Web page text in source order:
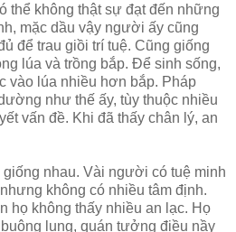
thể không thật sự đạt đến những
mặc dầu vậy người ấy cũng
để trau giồi trí tuệ. Cũng giống
lúa và trồng bắp. Để sinh sống,
vào lúa nhiều hơn bắp. Pháp
như thế ấy, tùy thuộc nhiều
vấn đề. Khi đã thấy chân lý, an
nhau. Vài người có tuệ minh
không có nhiều tâm định.
họ không thấy nhiều an lạc. Họ
lung, quán tưởng điều nầy